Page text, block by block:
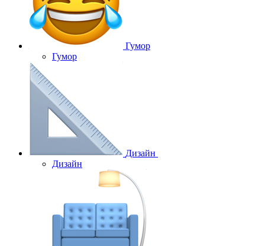
Гумор
Гумор
Дизайн
Дизайн